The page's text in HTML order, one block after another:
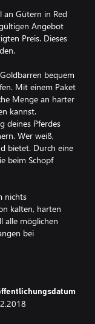
an Gütern in Red
Angebot
Preis. Dieses
bequem
Mit einem Paket
Menge an harter
kannst.
deines Pferdes
Wer weiß,
bietet. Durch eine
beim Schopf
nichts
kalten, harten
alle möglichen
bei
für